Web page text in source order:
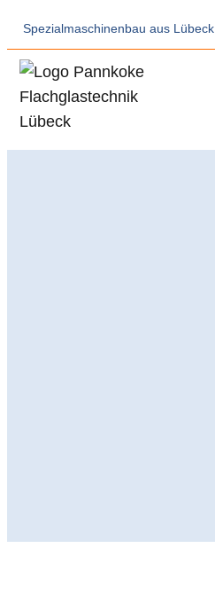
Spezialmaschinenbau aus Lübeck